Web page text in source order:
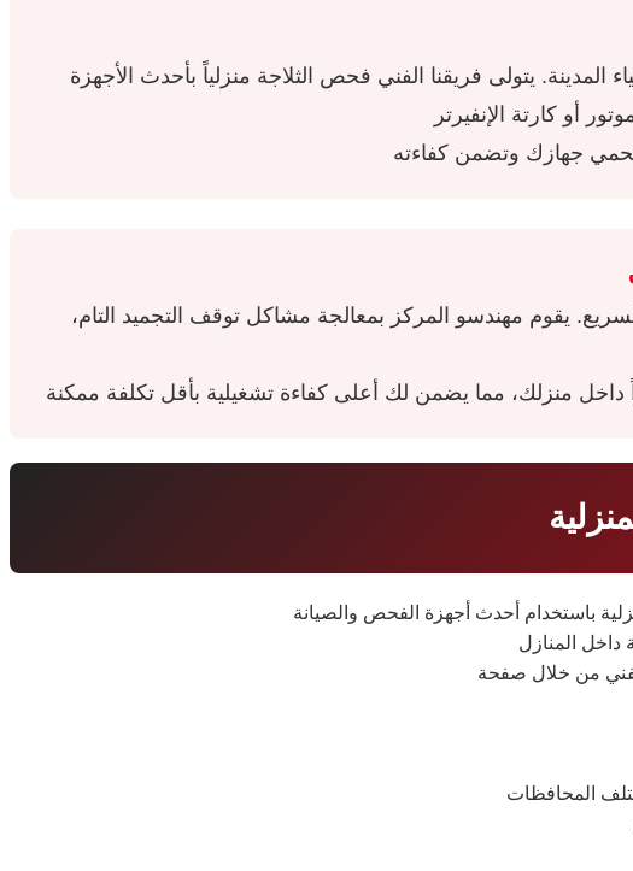
يتولى فريقنا الفني فحص الثلاجة منزلياً بأحدث الأجهزة
يقوم مهندسو المركز بمعالجة مشاكل توقف التجميد التام،
من خلال صفحة